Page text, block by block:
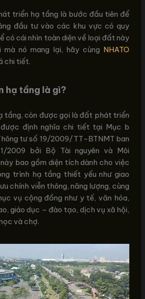
triển hạ tầng là bước đầu tiên để
đầu tư vào các khu vực có quy
có cái nhìn toàn diện về loại đất này
mà nó mang lại, hãy cùng NHATO
chi tiết.
hạ tầng là gì?
còn được gọi là đất phát triển
định nghĩa chi tiết tại Mục b
tư số 19/2009/TT-BTNMT ban
2009 bởi Bộ Tài nguyên và Môi
bao gồm diện tích dành cho việc
trình hạ tầng thiết yếu như giao
chính viễn thông, năng lượng, cùng
vụ cộng đồng như y tế, văn hóa,
giáo dục – đào tạo, dịch vụ xã hội,
và chợ.